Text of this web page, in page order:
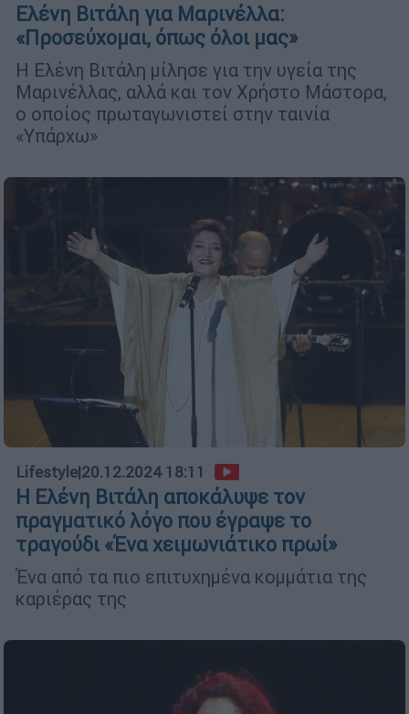
Ελένη Βιτάλη για Μαρινέλλα:
«Προσεύχομαι, όπως όλοι μας»
Η Ελένη Βιτάλη μίλησε για την υγεία της
Μαρινέλλας, αλλά και τον Χρήστο Μάστορα,
ο οποίος πρωταγωνιστεί στην ταινία
«Υπάρχω»
Lifestyle|20.12.2024 18:11
Η Ελένη Βιτάλη αποκάλυψε τον
πραγματικό λόγο που έγραψε το
τραγούδι «Ένα χειμωνιάτικο πρωί»
Ένα από τα πιο επιτυχημένα κομμάτια της
καριέρας της